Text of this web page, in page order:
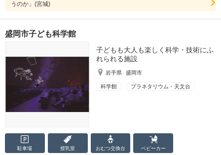
うのか」(宮城)
盛岡市子ども科学館
子どもも大人も楽しく科学・技術にふ
れられる施設
岩手県 盛岡市
科学館 プラネタリウム・天文台
駐車場 授乳室 おむつ交換台 ベビーカー